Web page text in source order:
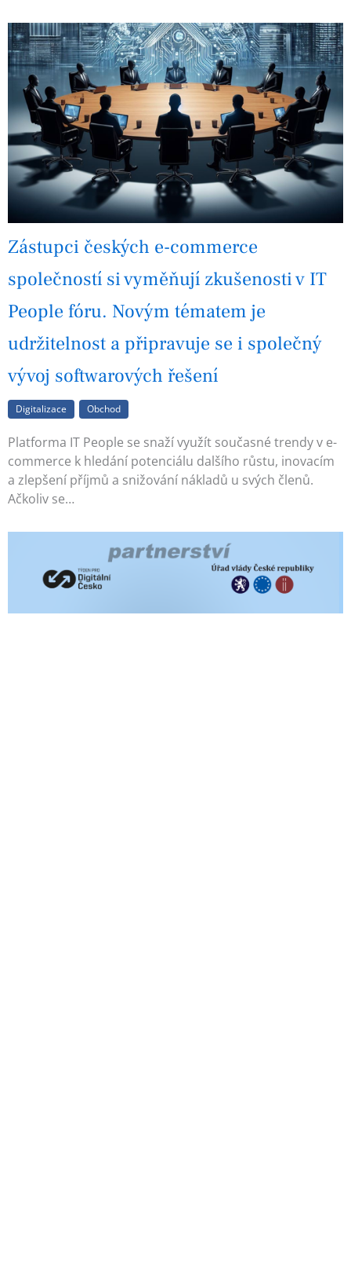
Zástupci českých e-commerce
společností si vyměňují zkušenosti v IT
People fóru. Novým tématem je
udržitelnost a připravuje se i společný
vývoj softwarových řešení
Digitalizace Obchod
Platforma IT People se snaží využít současné trendy v e-
commerce k hledání potenciálu dalšího růstu, inovacím
a zlepšení příjmů a snižování nákladů u svých členů.
Ačkoliv se…